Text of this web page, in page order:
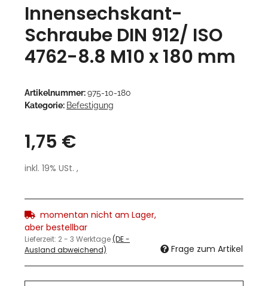
Innensechskant-
Schraube DIN 912/ ISO
4762-8.8 M10 x 180 mm
Artikelnummer:975-10-180
Kategorie: Befestigung
1,75 €
inkl. 19% USt. ,
momentan nicht am Lager,
aber bestellbar
Lieferzeit: 2 - 3 Werktage(DE -
Ausland abweichend)
Frage zum Artikel